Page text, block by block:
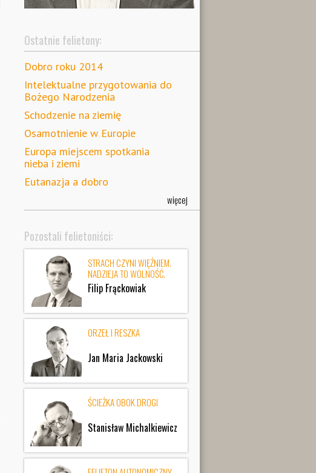
Ostatnie felietony:
Dobro roku 2014
Intelektualne przygotowania do
Bożego Narodzenia
Schodzenie na ziemię
Osamotnienie w Europie
Europa miejscem spotkania
nieba i ziemi
Eutanazja a dobro
więcej
Pozostali felietoniści:
STRACH CZYNI WIĘŹNIEM.
NADZIEJA TO WOLNOŚĆ.
Filip Frąckowiak
ORZEŁ I RESZKA
Jan Maria Jackowski
ŚCIEŻKA OBOK DROGI
Stanisław Michalkiewicz